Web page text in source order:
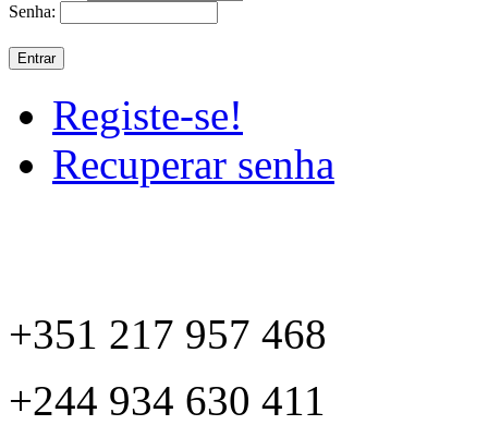
Senha:
Registe-se!
Recuperar senha
+351 217 957 468
+244 934 630 411